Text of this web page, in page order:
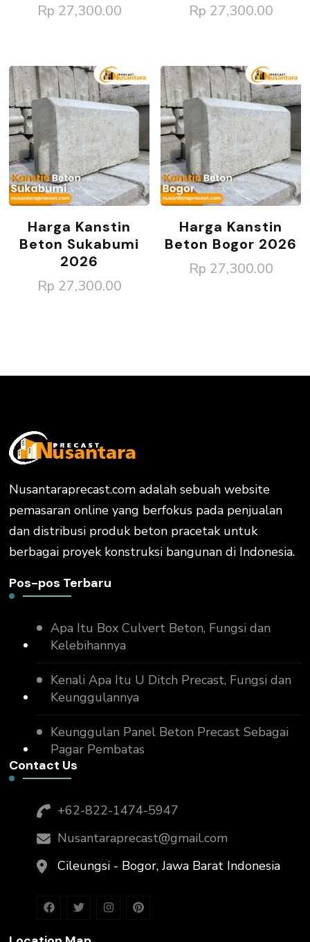
Rp 27,300.00 Rp 27,300.00
Harga Kanstin
Beton Sukabumi
2026
Rp 27,300.00
Harga Kanstin
Beton Bogor 2026
Rp 27,300.00
Nusantaraprecast.com adalah sebuah website
pemasaran online yang berfokus pada penjualan
dan distribusi produk beton pracetak untuk
berbagai proyek konstruksi bangunan di Indonesia.
Pos-pos Terbaru
Apa Itu Box Culvert Beton, Fungsi dan
Kelebihannya
Kenali Apa Itu U Ditch Precast, Fungsi dan
Keunggulannya
Keunggulan Panel Beton Precast Sebagai
Pagar Pembatas
Contact Us
+62-822-1474-5947
Nusantaraprecast@gmail.com
Cileungsi - Bogor, Jawa Barat Indonesia